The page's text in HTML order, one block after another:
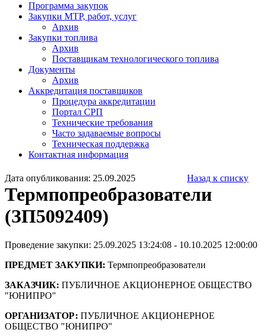
Программа закупок
Закупки МТР, работ, услуг
Архив
Закупки топлива
Архив
Поставщикам технологического топлива
Документы
Архив
Аккредитация поставщиков
Процедура аккредитации
Портал СРП
Технические требования
Часто задаваемые вопросы
Техническая поддержка
Контактная информация
Дата опубликования: 25.09.2025 Назад к списку
Термпопреобразователи
(ЗП5092409)
Проведение закупки: 25.09.2025 13:24:08 - 10.10.2025 12:00:00
ПРЕДМЕТ ЗАКУПКИ: Термпопреобразователи
ЗАКАЗЧИК: ПУБЛИЧНОЕ АКЦИОНЕРНОЕ ОБЩЕСТВО
"ЮНИПРО"
ОРГАНИЗАТОР: ПУБЛИЧНОЕ АКЦИОНЕРНОЕ
ОБЩЕСТВО "ЮНИПРО"